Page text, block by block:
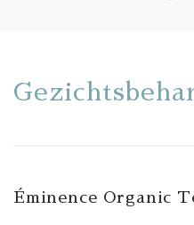
Éminence Organic